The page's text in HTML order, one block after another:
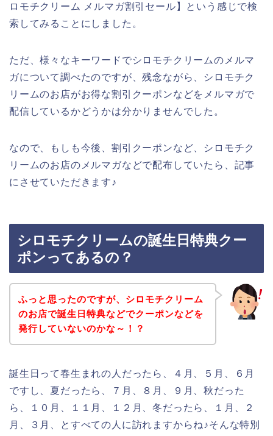
ロモチクリーム メルマガ割引セール】という感じで検
索してみることにしました。
ただ、様々なキーワードでシロモチクリームのメルマ
ガについて調べたのですが、残念ながら、シロモチク
リームのお店がお得な割引クーポンなどをメルマガで
配信しているかどうかは分かりませんでした。
なので、もしも今後、割引クーポンなど、シロモチク
リームのお店のメルマガなどで配布していたら、記事
にさせていただきます♪
シロモチクリームの誕生日特典クー
ポンってあるの？
ふっと思ったのですが、シロモチクリーム
のお店で誕生日特典などでクーポンなどを
発行していないのかな～！？
誕生日って春生まれの人だったら、４月、５月、６月
ですし、夏だったら、７月、８月、９月、秋だった
ら、１０月、１１月、１２月、冬だったら、１月、２
月、３月、とすべての人に訪れますからね♪そんな特別